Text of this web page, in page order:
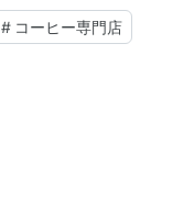
# コーヒー専門店